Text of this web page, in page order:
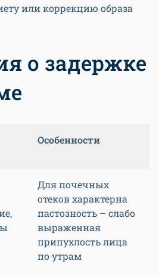
или коррекцию образа
о задержке
Особенности
Для почечных
отеков характерна
пастозность – слабо
выраженная
припухлость лица
по утрам